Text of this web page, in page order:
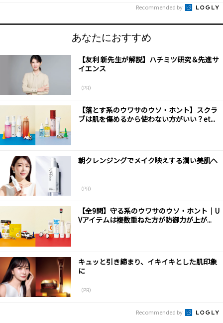
Recommended by
あなたにおすすめ
【友利 新先生が解説】ハチミツ研究＆先進サ
イエンス
（PR）
【落とす系のウワサのウソ・ホント】スクラ
ブは肌を傷めるから使わない方がいい？et...
朝クレンジングでメイク映えする潤い美肌へ
（PR）
【全9問】守る系のウワサのウソ・ホント｜U
Vアイテムは複数重ねた方が防御力が上が...
キュッと引き締まり、イキイキとした肌印象
に
（PR）
Recommended by